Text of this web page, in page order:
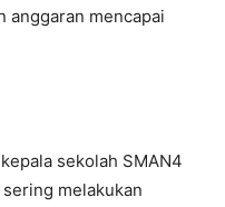
anggaran mencapai
sekolah SMAN4
melakukan